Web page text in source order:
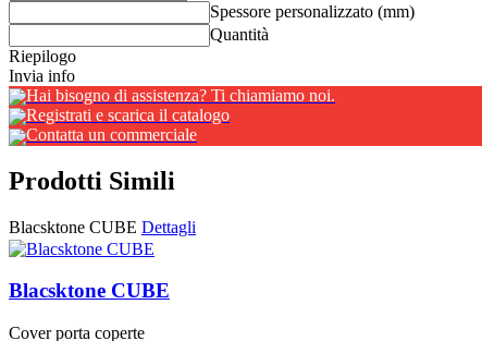
Spessore personalizzato (mm)
Quantità
Riepilogo
Invia info
Hai bisogno di assistenza? Ti chiamiamo noi.
Registrati e scarica il catalogo
Contatta un commerciale
Prodotti Simili
Blacsktone CUBE Dettagli
Blacsktone CUBE
Cover porta coperte